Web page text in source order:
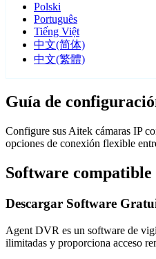
Polski
Português
Tiếng Việt
中文(简体)
中文(繁體)
Guía de
Configure sus Aitek cámaras IP
opciones de conexión flexible
Software
Descargar Software
Agent DVR es un software de
ilimitadas y proporciona acceso